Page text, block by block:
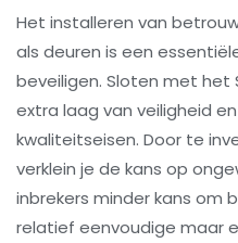
Het installeren van
als deuren is een
beveiligen. Sloten met het
extra laag van veiligheid
kwaliteitseisen. Door te
verklein je de kans op
inbrekers minder kans om
relatief eenvoudige maar